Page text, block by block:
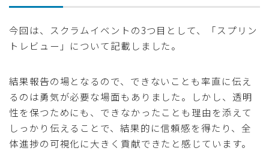
今回は、スクラムイベントの3つ目として、「スプリン
トレビュー」について記載しました。
結果報告の場となるので、できないことも率直に伝え
るのは勇気が必要な場面もありました。しかし、透明
性を保つためにも、できなかったことも理由を添えて
しっかり伝えることで、結果的に信頼感を得たり、全
体進捗の可視化に大きく貢献できたと感じています。